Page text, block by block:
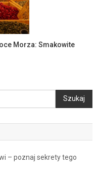
Morza: Smakowite
Szukaj
– poznaj sekrety tego